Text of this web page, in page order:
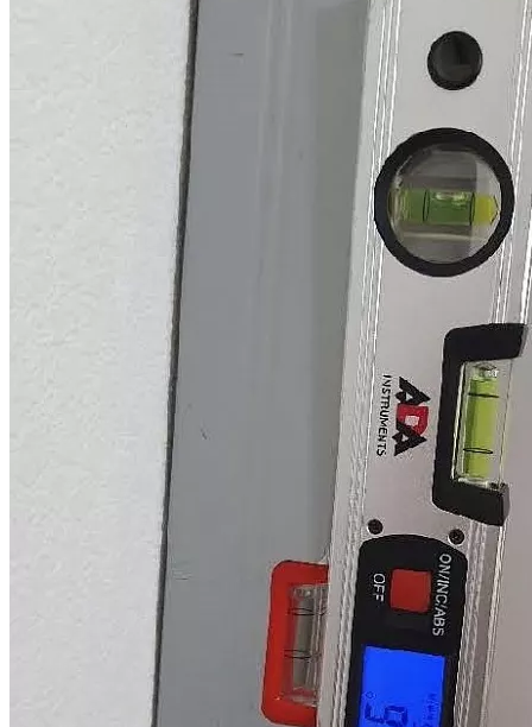
Согласно ст. 756 ГК РФ, а также ст. 7 Федерального закона от
30.12.2004 № 214-ФЗ (ред. от 31.12.2017) "Об участии в
долевом строительстве многоквартирных домов и иных
объектов недвижимости и...
Можно ли делать ремонт в квартире, если я обратился в суд с
иском о взыскании компенсации за дефекты в отделке?
В связи с тем, что в ходе судебного процесса застройщик
может ходатайствовать о проведении судебной строительно-
технической экспертизы или суд может назначить судебную
экспертизу по своей инициати...
Может ли суд снизить стоимость устранения строительных
недостатков по своему устранению?
Нет, суд при вынесении решения должен руководствоваться
заключением специалиста или судебного эксперта, в случае
проведения судебной экспертизы. В связи с тем, что суд не
обладает специальными поз...
Мы получили по акту приема-передачи квартиру год назад, но
только сейчас стали замечать недостатки отделочно-
строительных работ. Уже поздно принимать меры?
В данном случае, правовое значение имеет на основании
какого договора, а, следовательно, и закона был приобретён
объект недвижимости. В случае, если квартира была
приобретена по договору участия в ...
Юридическая фирма “Двитекс” с 2010 года защищает
дольщиков в спорах с застройщиками. С нашей практикой по
взысканию компенсации за строительные недостатки и
некачественную отделку с застройщиков вы можете
ознакомиться в разделе "
Наш опыт". Мы регулярно следим за
изменениями законодательства и практикой разрешения
споров по ДДУ, поэтому можем предоставить вам самый
эффективный и быстрый способ решения вашей проблемы.
При этом мы предлагаем комплексные услуги юристов и
строительных экспертов.